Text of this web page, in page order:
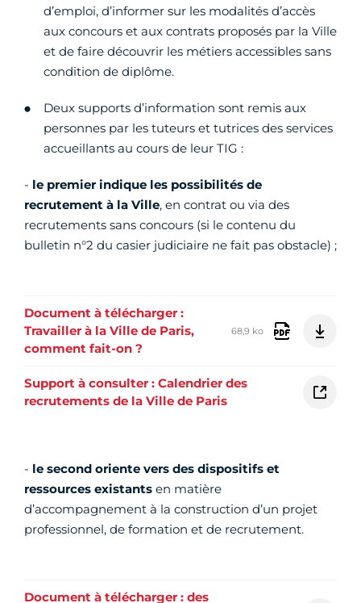
d’emploi, d’informer sur les modalités d’accès
aux concours et aux contrats proposés par la Ville
et de faire découvrir les métiers accessibles sans
condition de diplôme.
Deux supports d’information sont remis aux
personnes par les tuteurs et tutrices des services
accueillants au cours de leur TIG :
- le premier indique les possibilités de
recrutement à la Ville, en contrat ou via des
recrutements sans concours (si le contenu du
bulletin n°2 du casier judiciaire ne fait pas obstacle) ;
Document à télécharger :
Travailler à la Ville de Paris,
comment fait-on ?
68,9 ko
Support à consulter : Calendrier des
recrutements de la Ville de Paris
- le second oriente vers des dispositifs et
ressources existants en matière
d’accompagnement à la construction d’un projet
professionnel, de formation et de recrutement.
Document à télécharger : des